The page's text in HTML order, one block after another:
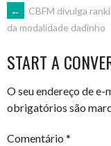
POST
←
CBFM divulga
da modalidade dadinho
START A
O seu endereço de
obrigatórios são
Comentário *